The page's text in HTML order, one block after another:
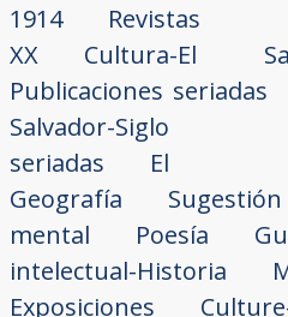
1914
Revistas
XX
Cultura-El
Publicaciones seriadas
Salvador-Siglo
seriadas
El
Geografía
Sugestión
mental
Poesía
intelectual-Historia
Exposiciones